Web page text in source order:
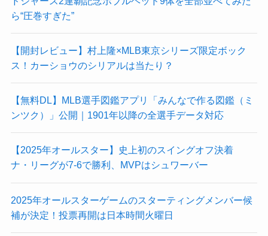
ら“圧巻すぎた”
【開封レビュー】村上隆×MLB東京シリーズ限定ボック
ス！カーショウのシリアルは当たり？
【無料DL】MLB選手図鑑アプリ「みんなで作る図鑑（ミ
ンツク）」公開｜1901年以降の全選手データ対応
【2025年オールスター】史上初のスイングオフ決着
ナ・リーグが7-6で勝利、MVPはシュワーバー
2025年オールスターゲームのスターティングメンバー候
補が決定！投票再開は日本時間火曜日